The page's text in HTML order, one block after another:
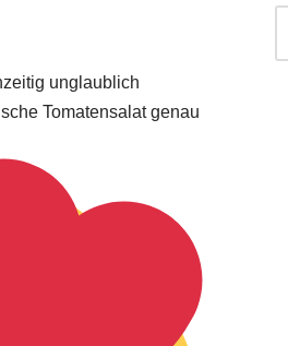
unglaublich
Tomatensalat genau